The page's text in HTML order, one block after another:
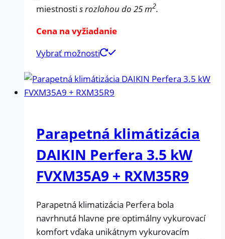
miestnosti s rozlohou do 25 m2.
Cena na vyžiadanie
Vybrať možnosti
Parapetná klimátizácia
DAIKIN Perfera 3.5 kW
FVXM35A9 + RXM35R9
Parapetná klimatizácia Perfera bola
navrhnutá hlavne pre optimálny vykurovací
komfort vďaka unikátnym vykurovacím